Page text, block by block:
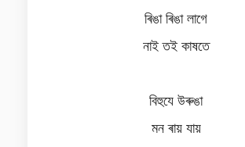
ৰিঙা ৰিঙা লাগে
নাই তই কাষতে
বিহুযে উৰুঙা
মন ৰায় যায়